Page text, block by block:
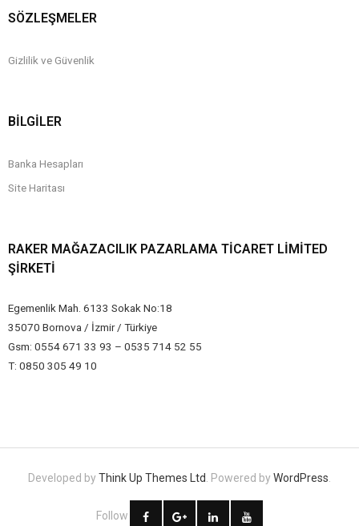
SÖZLEŞMELER
Gizlilik ve Güvenlik
BİLGİLER
Banka Hesapları
Site Haritası
RAKER MAĞAZACILIK PAZARLAMA TICARET LIMITED
ŞIRKETI
Egemenlik Mah. 6133 Sokak No:18
35070 Bornova / İzmir / Türkiye
Gsm: 0554 671 33 93 – 0535 714 52 55
T: 0850 305 49 10
Developed byThink Up Themes Ltd . Powered byWordPress
Follow